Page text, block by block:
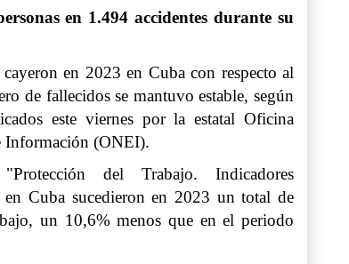
en 1.494 accidentes durante su
en 2023 en Cuba con respecto al
de fallecidos se mantuvo estable, según
este viernes por la estatal Oficina
Información (ONEI).
del Trabajo. Indicadores
en Cuba sucedieron en 2023 un total de
un 10,6% menos que en el periodo